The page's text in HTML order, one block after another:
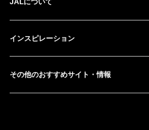
JALについて
インスピレーション
その他のおすすめサイト・情報